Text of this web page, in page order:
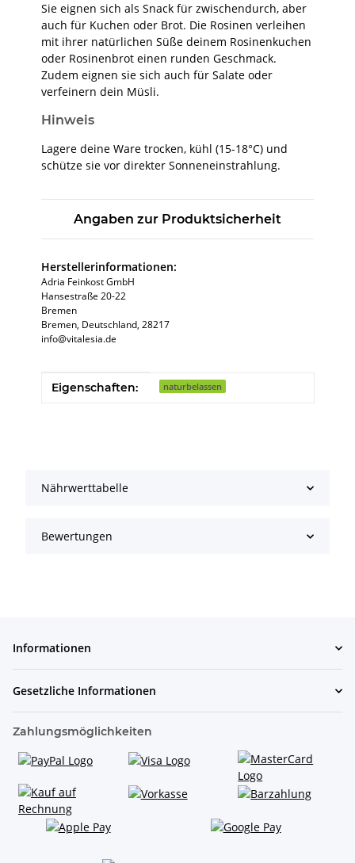
Sie eignen sich als Snack für zwischendurch, aber
auch für Kuchen oder Brot. Die Rosinen verleihen
mit ihrer natürlichen Süße deinem Rosinenkuchen
oder Rosinenbrot einen runden Geschmack.
Zudem eignen sie sich auch für Salate oder
verfeinern dein Müsli.
Hinweis
Lagere deine Ware trocken, kühl (15-18°C) und
schütze sie vor direkter Sonneneinstrahlung.
Angaben zur Produktsicherheit
Herstellerinformationen:
Adria Feinkost GmbH
Hansestraße 20-22
Bremen
Bremen, Deutschland, 28217
info@vitalesia.de
Produkteigenschaft
Wert
Eigenschaften: naturbelassen
Nährwerttabelle
Bewertungen
Informationen
Gesetzliche Informationen
Zahlungsmöglichkeiten